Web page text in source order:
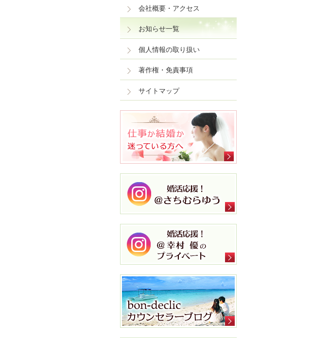
会社概要・アクセス
お知らせ一覧
個人情報の取り扱い
著作権・免責事項
サイトマップ